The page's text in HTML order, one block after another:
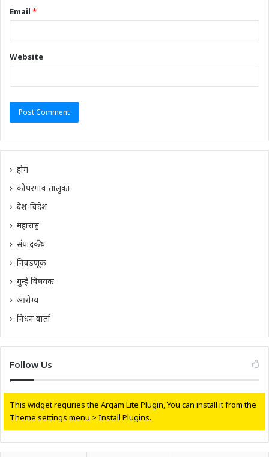
Email *
Website
होम
कोपरगाव तालुका
देश-विदेश
महाराष्ट्र
संपादकीय
निवडणूक
गुन्हे विषयक
आरोग्य
निधन वार्ता
Follow Us
This widget requries the Arqam Lite Plugin, You can install it from the
Theme settings menu > Install Plugins.